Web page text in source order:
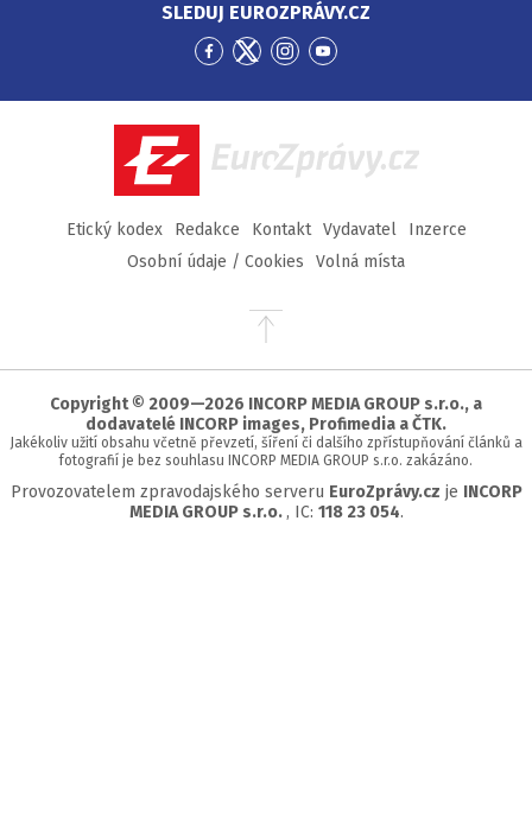
SLEDUJ EUROZPRÁVY.CZ
Přejít
Facebook
Přejít
Twitter
Přejít
Instagram
Přejít
YouTube
EuroZprávy.cz
Etický kodex Redakce Kontakt Vydavatel
Inzerce
Osobní údaje / Cookies
Volná místa
Přejít
stránky
Copyright © 2009—2026 INCORP MEDIA GROUP s.r.o., a
dodavatelé INCORP images, Profimedia a ČTK.
Jakékoliv užití obsahu včetně převzetí, šíření či dalšího zpřístupňování článků a
fotografií je bez souhlasu INCORP MEDIA GROUP s.r.o. zakázáno.
Provozovatelem zpravodajského serveru EuroZprávy.cz je INCORP
MEDIA GROUP s.r.o. , IC: 118 23 054.